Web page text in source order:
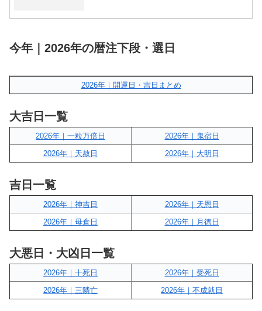
今年｜2026年の暦注下段・選日
2026年｜開運日・吉日まとめ
大吉日一覧
2026年｜一粒万倍日
2026年｜鬼宿日
2026年｜天赦日
2026年｜大明日
吉日一覧
2026年｜神吉日
2026年｜天恩日
2026年｜母倉日
2026年｜月徳日
大悪日・大凶日一覧
2026年｜十死日
2026年｜受死日
2026年｜三隣亡
2026年｜不成就日